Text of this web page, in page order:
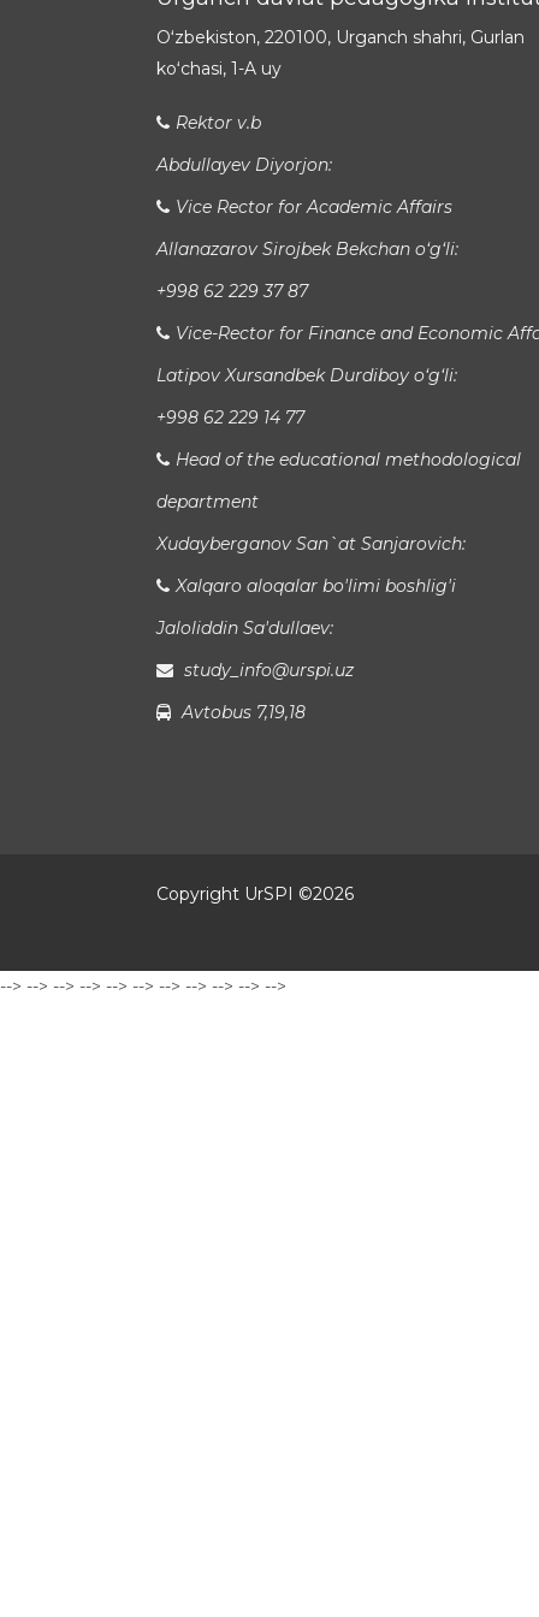
Oʻzbekiston, 220100, Urganch shahri, Gurlan
koʻchasi, 1-A uy
Rektor v.b
Abdullayev Diyorjon:
Vice Rector for Academic Affairs
Allanazarov Sirojbek Bekchan o‘g‘li:
+998 62 229 37 87
Vice-Rector for Finance and Economic
Latipov Xursandbek Durdiboy o‘g‘li:
+998 62 229 14 77
Head of the educational methodological
department
Xudayberganov San`at Sanjarovich:
Xalqaro aloqalar bo'limi boshlig'i
Jaloliddin Sa'dullaev:
study_info@urspi.uz
Avtobus 7,19,18
Copyright UrSPI ©2026
--> --> --> --> --> --> --> --> --> --> -->